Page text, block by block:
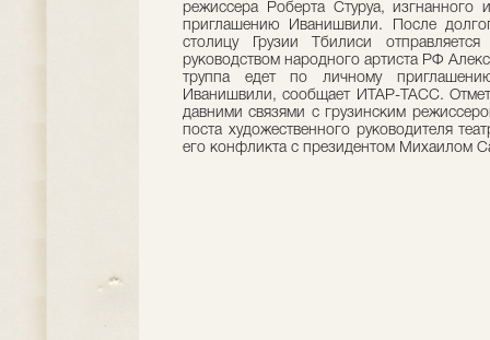
режиссера Роберта Стуруа,
приглашению Иванишвили. После
столицу Грузии Тбилиси
руководством народного артиста РФ
труппа едет по личному
Иванишвили, сообщает ИТАР-ТАСС.
давними связями с грузинским
поста художественного руководителя
его конфликта с президентом Михаилом